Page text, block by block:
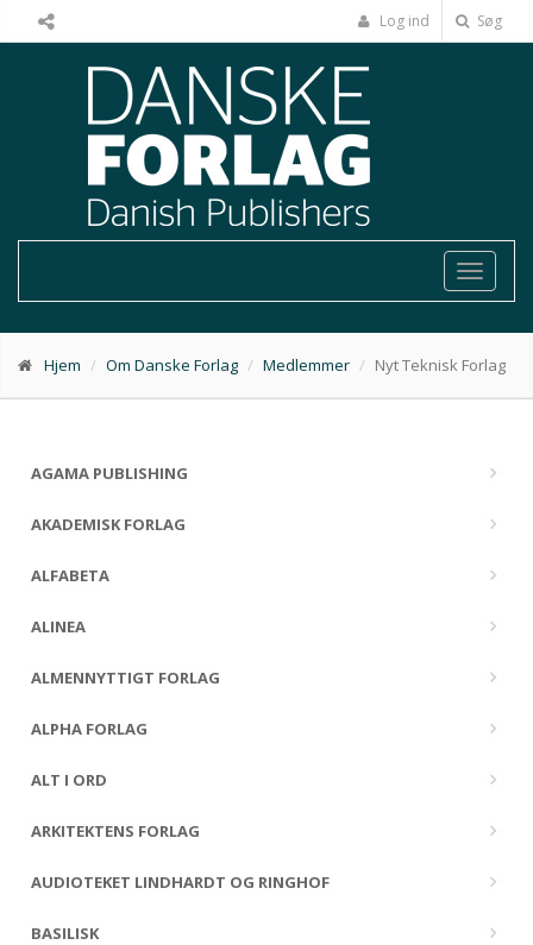
Log ind Søg
Toggle
Hjem Om Danske Forlag Medlemmer Nyt Teknisk Forlag
AGAMA PUBLISHING
AKADEMISK FORLAG
ALFABETA
ALINEA
ALMENNYTTIGT FORLAG
ALPHA FORLAG
ALT I ORD
ARKITEKTENS FORLAG
AUDIOTEKET LINDHARDT OG RINGHOF
BASILISK